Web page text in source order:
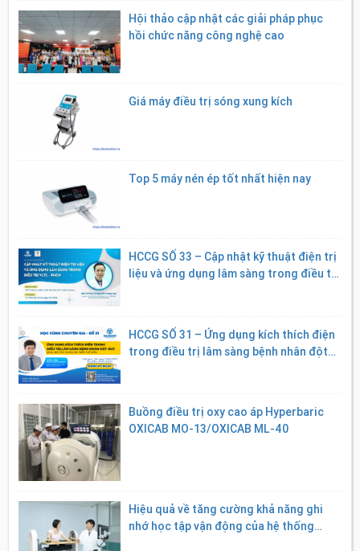
Hội thảo cập nhật các giải pháp phục
hồi chức năng công nghệ cao
Giá máy điều trị sóng xung kích
Top 5 máy nén ép tốt nhất hiện nay
HCCG SỐ 33 – Cập nhật kỹ thuật điện trị
liệu và ứng dụng lâm sàng trong điều trị
HCCG SỐ 31 – Ứng dụng kích thích điện
trong điều trị lâm sàng bệnh nhân đột
Buồng điều trị oxy cao áp Hyperbaric
OXICAB MO-13/OXICAB ML-40
Hiệu quả về tăng cường khả năng ghi
nhớ học tập vận động của hệ thống